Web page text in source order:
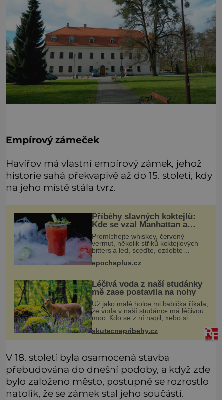
Empírový zámeček
Havířov má vlastní empírový zámek, jehož
historie sahá překvapivě až do 15. století, kdy
na jeho místě stála tvrz.
Příběhy slavných koktejlů:
Kde se vzal Manhattan a
Bloody Mary?
Promíchejte whiskey, červený
vermut, několik střiků koktejlových
bitters a led, sceďte, ozdobte
koktejlovou třešinkou a tadá…
Manhattan je tu! A pokud to má být
epochaplus.cz
Léčivá voda z naší studánky
mě zase postavila na nohy
Už jako malé holce mi babička říkala,
že voda v naší studánce má léčivou
moc. Kdo se z ní napil, nebo si
natrhal bylinky kolem, tomu se
ulevilo. Ráda vzpomínám na své
skutecnepribehy.cz
V 18. století byla osamocená stavba
přebudována do dnešní podoby, a když zde
bylo založeno město, postupně se rozrostlo
natolik, že se zámek stal jeho součástí.